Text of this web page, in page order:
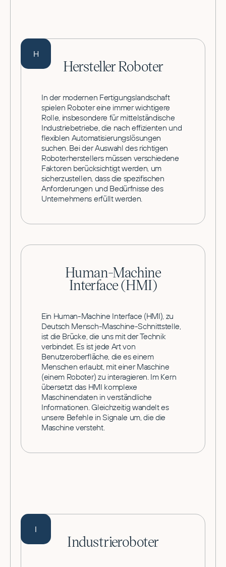
H
Hersteller Roboter
In der modernen Fertigungslandschaft
spielen Roboter eine immer wichtigere
Rolle, insbesondere für mittelständische
Industriebetriebe, die nach effizienten und
flexiblen Automatisierungslösungen
suchen. Bei der Auswahl des richtigen
Roboterherstellers müssen verschiedene
Faktoren berücksichtigt werden, um
sicherzustellen, dass die spezifischen
Anforderungen und Bedürfnisse des
Unternehmens erfüllt werden.
Human-Machine
Interface (HMI)
Ein Human-Machine Interface (HMI), zu
Deutsch Mensch-Maschine-Schnittstelle,
ist die Brücke, die uns mit der Technik
verbindet. Es ist jede Art von
Benutzeroberfläche, die es einem
Menschen erlaubt, mit einer Maschine
(einem Roboter) zu interagieren. Im Kern
übersetzt das HMI komplexe
Maschinendaten in verständliche
Informationen. Gleichzeitig wandelt es
unsere Befehle in Signale um, die die
Maschine versteht.
I
Industrieroboter